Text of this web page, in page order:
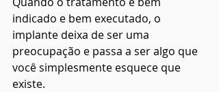
indicado e bem executado, o
implante deixa de ser uma
preocupação e passa a ser algo que
você simplesmente esquece que
existe.